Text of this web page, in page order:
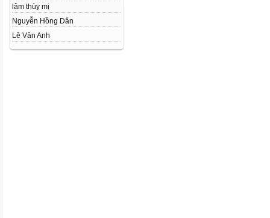
lâm thùy mị
Nguyễn Hồng Dân
Lê Vân Anh